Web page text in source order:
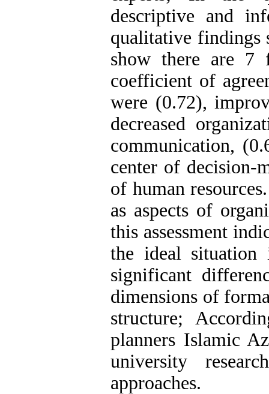
descriptive and
qualitative findings
show there are 7
coefficient of
were (0.72),
decreased
communication,
center of decision-
of human
as aspects of
this assessment
the ideal
significant
dimensions of
structure;
planners Islamic
university
approaches.